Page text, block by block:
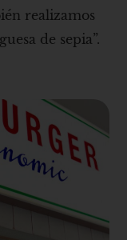
realizamos
de sepia”.